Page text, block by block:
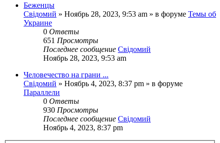
Беженцы
Свідомий » Ноябрь 28, 2023, 9:53 am » в форуме Темы об
Украине
0 Ответы
651 Просмотры
Последнее сообщение Свідомий
Ноябрь 28, 2023, 9:53 am
Человечество на грани ...
Свідомий » Ноябрь 4, 2023, 8:37 pm » в форуме
Параллели
0 Ответы
930 Просмотры
Последнее сообщение Свідомий
Ноябрь 4, 2023, 8:37 pm